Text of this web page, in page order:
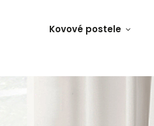
Kovové postele